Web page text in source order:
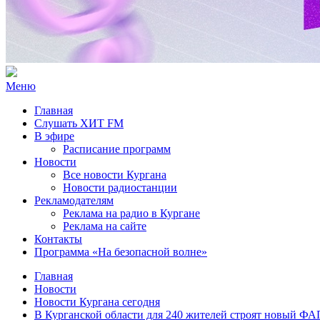
Меню
Главная
Слушать ХИТ FM
В эфире
Расписание программ
Новости
Все новости Кургана
Новости радиостанции
Рекламодателям
Реклама на радио в Кургане
Реклама на сайте
Контакты
Программа «На безопасной волне»
Главная
Новости
Новости Кургана сегодня
В Курганской области для 240 жителей строят новый